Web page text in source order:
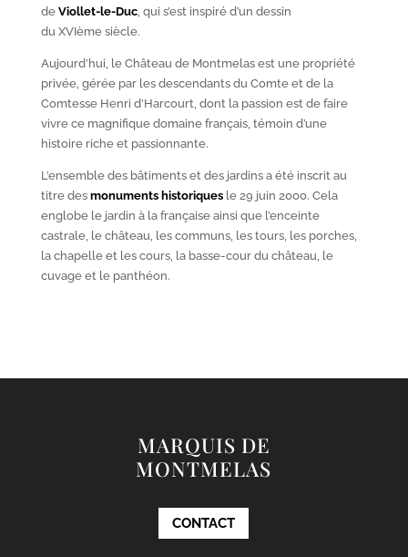
de Viollet-le-Duc, qui s’est inspiré d’un dessin
du XVIèmesiècle.
Aujourd’hui, le Château de Montmelas est une propriété
privée, gérée par les descendants du Comte et de la
Comtesse Henri d’Harcourt, dont la passion est de faire
vivre ce magnifique domaine français, témoin d’une
histoire riche et passionnante.
L’ensemble des bâtiments et des jardins a été inscrit au
titre des monuments historiquesle 29 juin 2000. Cela
englobe le jardin à la française ainsi que l’enceinte
castrale, le château, les communs, les tours, les porches,
la chapelle et les cours, la basse-cour du château, le
cuvage et le panthéon.
MARQUIS DE
MONTMELAS
CONTACT